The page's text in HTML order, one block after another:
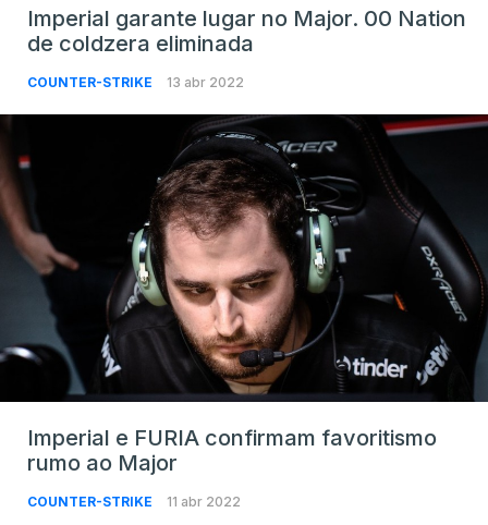
Imperial garante lugar no Major. 00 Nation
de coldzera eliminada
COUNTER-STRIKE 13 abr 2022
Imperial e FURIA confirmam favoritismo
rumo ao Major
COUNTER-STRIKE 11 abr 2022